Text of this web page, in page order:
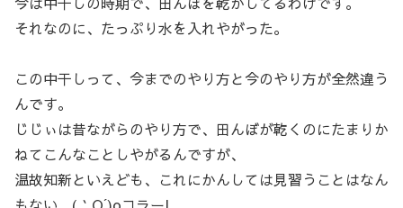
それなのに、たっぷり水を入れやがった。
この中干しって、今までのやり方と今のやり方が全然違う
んです。
じじぃは昔ながらのやり方で、田んぼが乾くのにたまりか
ねてこんなことしやがるんですが、
温故知新といえども、これにかんしては見習うことはなん